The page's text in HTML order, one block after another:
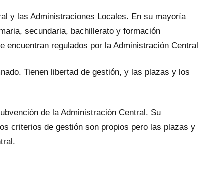
y las Administraciones Locales. En su mayoría
secundaria, bachillerato y formación
regulados por la Administración Central
Tienen libertad de gestión, y las plazas y los
de la Administración Central. Su
criterios de gestión son propios pero las plazas y